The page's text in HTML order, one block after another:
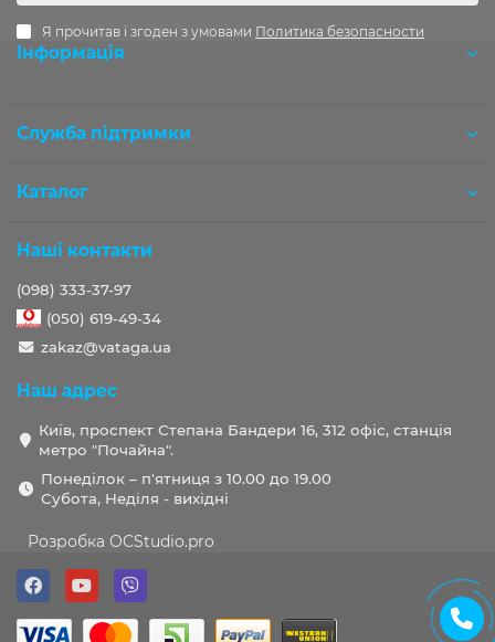
Я прочитав і згоден з умовами Политика безопасности
Інформація
Служба підтримки
Каталог
Наші контакти
(098) 333-37-97
(050) 619-49-34
zakaz@vataga.ua
Наш адрес
Київ, проспект Степана Бандери 16, 312 офіс, станція
метро "Почайна".
Понеділок – п'ятниця з 10.00 до 19.00
Субота, Неділя - вихідні
Розробка OCStudio.pro